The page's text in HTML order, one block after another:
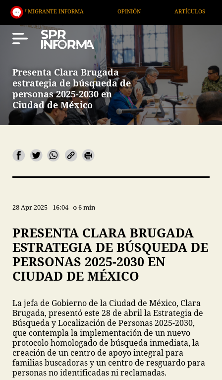
INFORMA ARTÍCULOS
Presenta Clara Brugada
estrategia de búsqueda de
personas 2025-2030 en
Ciudad de México
28 Apr 2025 16:04 6 min
PRESENTA CLARA BRUGADA
ESTRATEGIA DE BÚSQUEDA DE
PERSONAS 2025-2030 EN
CIUDAD DE MÉXICO
La jefa de Gobierno de la Ciudad de México, Clara
Brugada, presentó este 28 de abril la Estrategia de
Búsqueda y Localización de Personas 2025-2030,
que contempla la implementación de un nuevo
protocolo homologado de búsqueda inmediata, la
creación de un centro de apoyo integral para
familias buscadoras y un centro de resguardo para
personas no identificadas ni reclamadas.